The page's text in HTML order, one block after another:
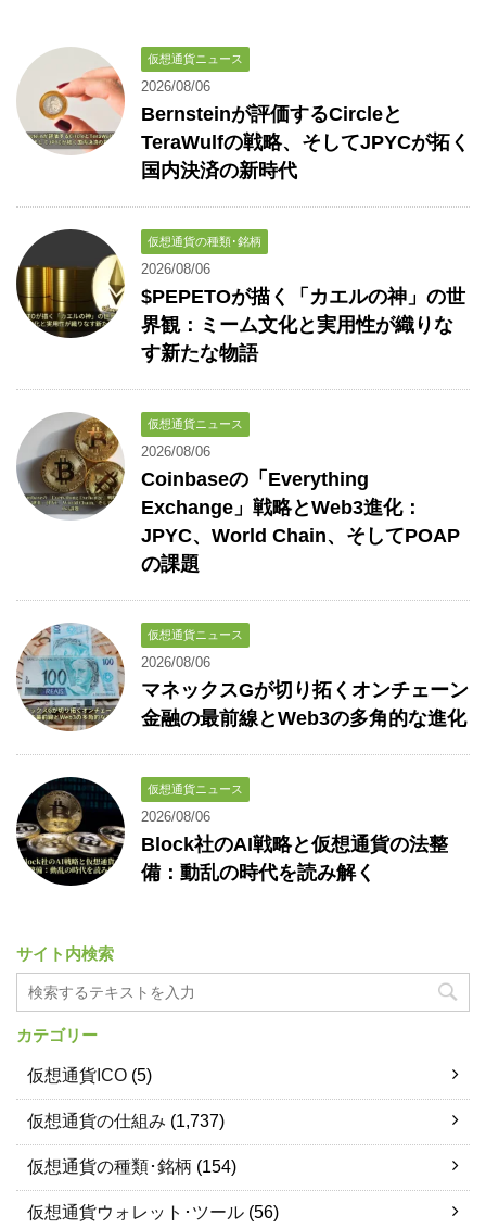
仮想通貨ニュース
2026/08/06
Bernsteinが評価するCircleと
TeraWulfの戦略、そしてJPYCが拓く
国内決済の新時代
仮想通貨の種類･銘柄
2026/08/06
$PEPETOが描く「カエルの神」の世
界観：ミーム文化と実用性が織りな
す新たな物語
仮想通貨ニュース
2026/08/06
Coinbaseの「Everything
Exchange」戦略とWeb3進化：
JPYC、World Chain、そしてPOAP
の課題
仮想通貨ニュース
2026/08/06
マネックスGが切り拓くオンチェーン
金融の最前線とWeb3の多角的な進化
仮想通貨ニュース
2026/08/06
Block社のAI戦略と仮想通貨の法整
備：動乱の時代を読み解く
サイト内検索
カテゴリー
仮想通貨ICO (5)
仮想通貨の仕組み (1,737)
仮想通貨の種類･銘柄 (154)
仮想通貨ウォレット･ツール (56)